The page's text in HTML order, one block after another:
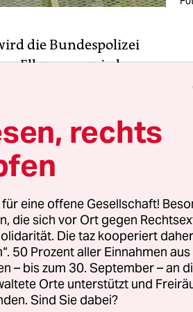
die Bundespolizei
Ellwangen wieder
Sollte der togoische
Schutzersuchen
so gilt derzeit
Vorbringen eines
eine Sprecherin der
Agentur. Zuerst hatte
der aus dem
befristetes
im Paragraf 11 des
rechts
eine offene Gesellschaft!
die sich vor Ort gegen
Die taz kooperiert
50 Prozent aller Einnahmen
– bis zum 30. September – an
Orte unterstützt und
Sind Sie dabei?